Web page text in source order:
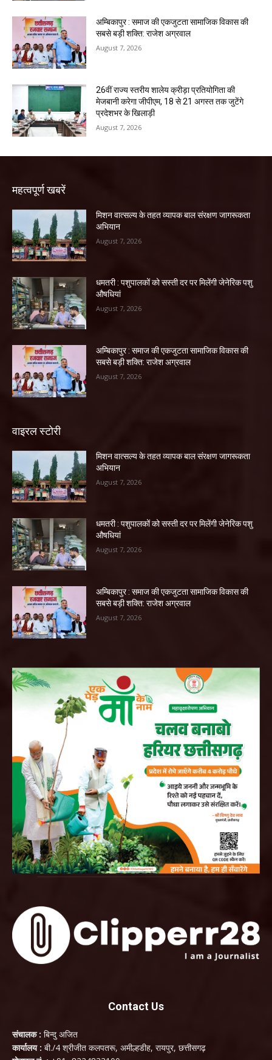
अम्बिकापुर : समाज की एकजुटता सामाजिक विकास की
सबसे बड़ी शक्ति: राजेश अग्रवाल
August 7, 2026
26वीं राज्य स्तरीय शालेय क्रीड़ा प्रतियोगिता की
मेजबानी करेगा जीपीएम, 18 से 21 अगस्त तक जुटेंगे
प्रदेशभर के खिलाड़ी
August 7, 2026
महत्वपूर्ण खबरें
मिशन वात्सल्य के तहत व्यापक बाल संरक्षण जागरूकता
अभियान
August 7, 2026
धमतरी : पशुपालकों को सस्ती दर पर मिलेंगी जेनेरिक पशु
औषधियां
August 7, 2026
अम्बिकापुर : समाज की एकजुटता सामाजिक विकास की
सबसे बड़ी शक्ति: राजेश अग्रवाल
August 7, 2026
वाइरल स्टोरी
मिशन वात्सल्य के तहत व्यापक बाल संरक्षण जागरूकता
अभियान
August 7, 2026
धमतरी : पशुपालकों को सस्ती दर पर मिलेंगी जेनेरिक पशु
औषधियां
August 7, 2026
अम्बिकापुर : समाज की एकजुटता सामाजिक विकास की
सबसे बड़ी शक्ति: राजेश अग्रवाल
August 7, 2026
Contact Us
संचालक : बिन्दु अजित
कार्यालय : बी./4 श्रीजीत कलपतरू, अमील्हडीह, रायपुर, छत्तीसगढ़